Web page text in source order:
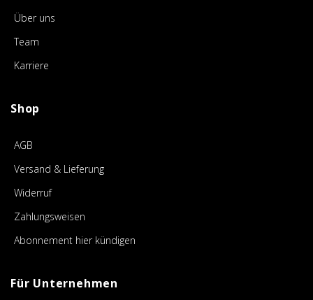
Über uns
Team
Karriere
Shop
AGB
Versand & Lieferung
Widerruf
Zahlungsweisen
Abonnement hier kündigen
Für Unternehmen